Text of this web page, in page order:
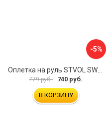
-5%
779 руб. 740 руб.
В КОРЗИНУ